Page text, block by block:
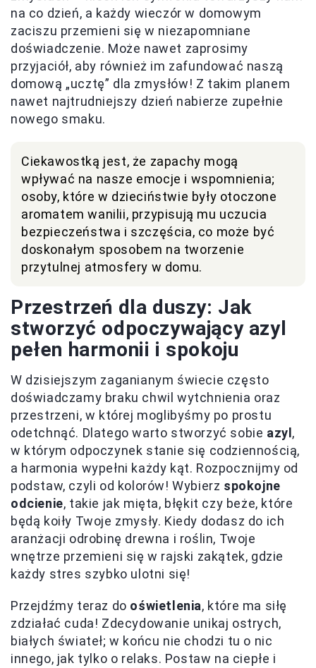
na co dzień, a każdy wieczór w domowym
zaciszu przemieni się w niezapomniane
doświadczenie. Może nawet zaprosimy
przyjaciół, aby również im zafundować naszą
domową „ucztę” dla zmysłów! Z takim planem
nawet najtrudniejszy dzień nabierze zupełnie
nowego smaku.
Ciekawostką jest, że zapachy mogą
wpływać na nasze emocje i wspomnienia;
osoby, które w dzieciństwie były otoczone
aromatem wanilii, przypisują mu uczucia
bezpieczeństwa i szczęścia, co może być
doskonałym sposobem na tworzenie
przytulnej atmosfery w domu.
Przestrzeń dla duszy: Jak
stworzyć odpoczywający azyl
pełen harmonii i spokoju
W dzisiejszym zaganianym świecie często
doświadczamy braku chwil wytchnienia oraz
przestrzeni, w której moglibyśmy po prostu
odetchnąć. Dlatego warto stworzyć sobie azyl ,
w którym odpoczynek stanie się codziennością,
a harmonia wypełni każdy kąt. Rozpocznijmy od
podstaw, czyli od kolorów! Wybierz spokojne
odcienie, takie jak mięta, błękit czy beże, które
będą koiły Twoje zmysły. Kiedy dodasz do ich
aranżacji odrobinę drewna i roślin, Twoje
wnętrze przemieni się w rajski zakątek, gdzie
każdy stres szybko ulotni się!
Przejdźmy teraz do oświetlenia, które ma siłę
zdziałać cuda! Zdecydowanie unikaj ostrych,
białych świateł; w końcu nie chodzi tu o nic
innego, jak tylko o relaks. Postaw na ciepłe i